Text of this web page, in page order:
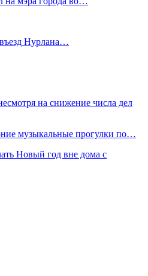
въезд Нурлана…
на снижение числа дел
музыкальные прогулки по…
Новый год вне дома с